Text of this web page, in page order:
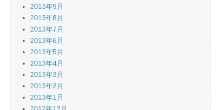
2013年9月
2013年8月
2013年7月
2013年6月
2013年5月
2013年4月
2013年3月
2013年2月
2013年1月